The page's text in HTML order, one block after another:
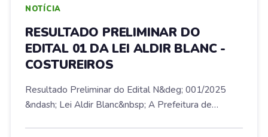
NOTÍCIA
RESULTADO PRELIMINAR DO
EDITAL 01 DA LEI ALDIR BLANC -
COSTUREIROS
Resultado Preliminar do Edital N&deg; 001/2025
&ndash; Lei Aldir Blanc&nbsp; A Prefeitura de